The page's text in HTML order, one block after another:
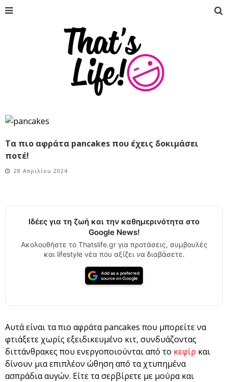
Τα πιο αφράτα pancakes που έχεις δοκιμάσει
ποτέ!
28 Απριλίου 2024
Ιδέες για τη ζωή και την καθημερινότητα στο
Google News!
Ακολουθήστε το Thatslife.gr για προτάσεις, συμβουλές
και lifestyle νέα που αξίζει να διαβάσετε.
Αυτά είναι τα πιο αφράτα pancakes που μπορείτε να
φτιάξετε χωρίς εξειδικευμένο κιτ, συνδυάζοντας
διττάνθρακες που ενεργοποιούνται από το κεφίρ και
δίνουν μια επιπλέον ώθηση από τα χτυπημένα
ασπράδια αυγών. Είτε τα σερβίρετε με μούρα και